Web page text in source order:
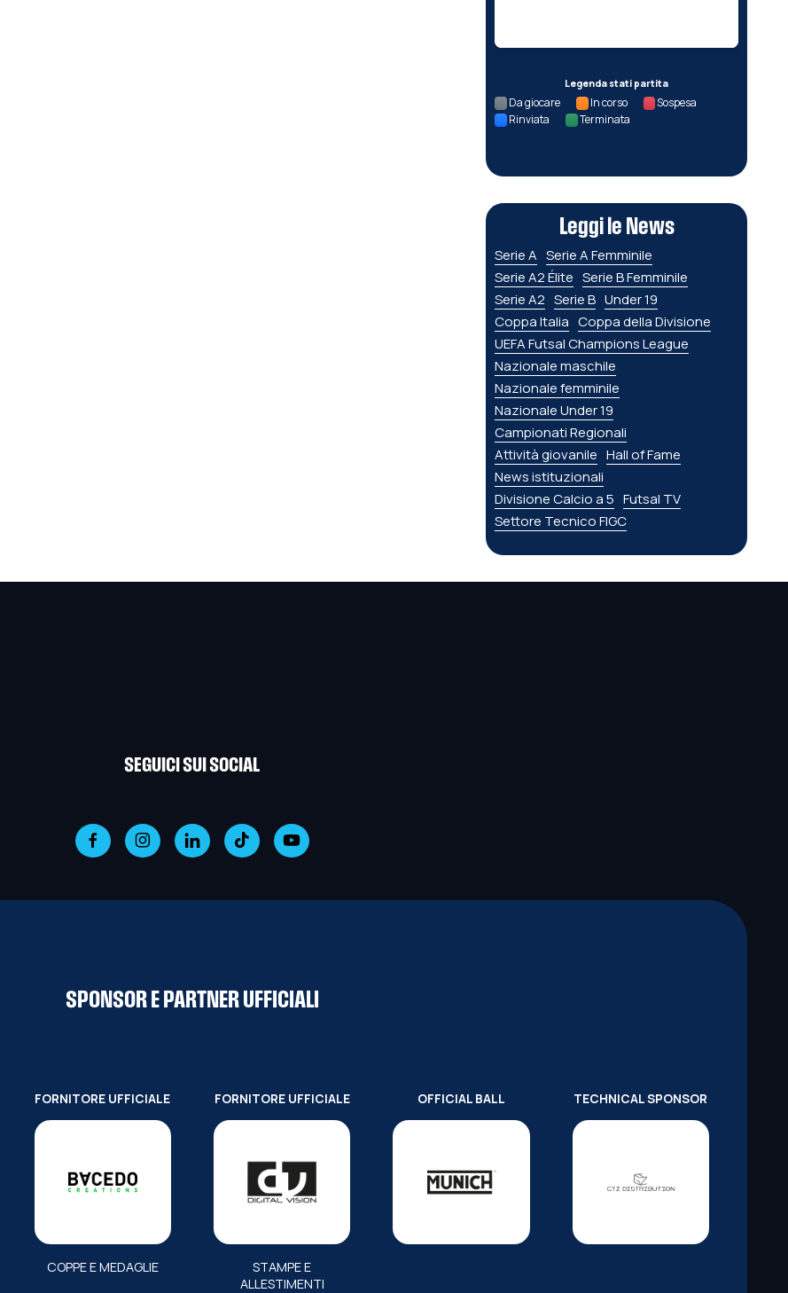
Legenda stati partita
Da giocare In corso
Sospesa
Rinviata
Terminata
Leggi le News
Serie A Serie A Femminile
Serie A2 Élite Serie B Femminile
Serie A2 Serie B Under 19
Coppa Italia Coppa della Divisione
UEFA Futsal Champions League
Nazionale maschile
Nazionale femminile
Nazionale Under 19
Campionati Regionali
Attività giovanile Hall of Fame
News istituzionali
Divisione Calcio a 5 Futsal TV
Settore Tecnico FIGC
SEGUICI SUI SOCIAL
SPONSOR E PARTNER UFFICIALI
FORNITORE UFFICIALE
COPPE E MEDAGLIE
FORNITORE UFFICIALE
STAMPE E
ALLESTIMENTI
OFFICIAL BALL TECHNICAL SPONSOR